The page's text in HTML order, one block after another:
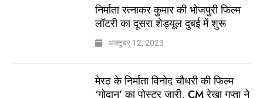
निर्माता रत्नाकर कुमार की भोजपुरी फिल्म
लॉटरी का दूसरा शेड्यूल दुबई में शुरू
अक्टूबर 12, 2023
मेरठ के निर्माता विनोद चौधरी की फिल्म
‘गोदान’ का पोस्टर जारी, CM रेखा गुप्ता ने